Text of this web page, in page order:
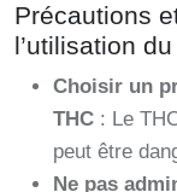
Précautions
l’utilisation
Choisir un
THC : Le
peut être
Ne pas